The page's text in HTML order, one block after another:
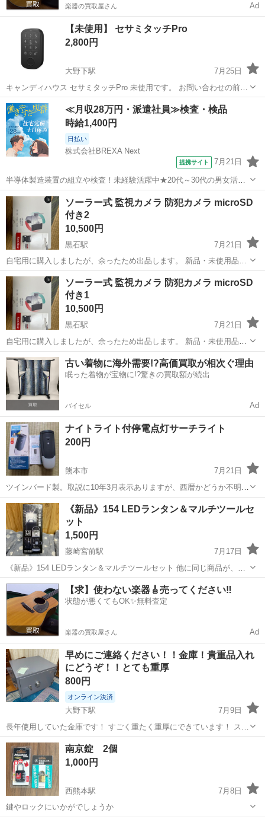
楽器の買取屋さん Ad
【未使用】 セサミタッチPro
2,800円
大野下駅
7月25日
キャンディハウス セサミタッチPro 未使用です。 お問い合わせの前に
プロフィール欄を読んでください。
熊本 荒尾市 大野下駅 防災、セキュリティ Pro
≪月収28万円・派遣社員≫検査・検品
時給1,400円
日払い
株式会社BREXA Next
提携サイト 7月21日
半導体製造装置の組立や検査！未経験活躍中★20代～30代の男女活躍
中★ワンルーム寮完備！赴任旅費会社負担！マイカー通勤OK！無料駐
車場あり！正社員登用あり！《熊本県菊池郡大津町》 人気の工場のお
仕事 ◇半導体製造装置の組立...
熊本 その他
ソーラー式 監視カメラ 防犯カメラ microSD
付き2
10,500円
黒石駅
7月21日
自宅用に購入しましたが、余ったため出品します。 新品・未使用品で
す。 128GBのmicroSDカード付きですので、購入後すぐに使用できま
す。 ご質問などあ...
熊本 菊池郡 防災、セキュリティ
ソーラー式 監視カメラ 防犯カメラ microSD
付き1
10,500円
黒石駅
7月21日
自宅用に購入しましたが、余ったため出品します。 新品・未使用品で
す。 128GBのmicroSDカード付きですので、購入後すぐに使用できま
す。 野外対応のソーラー充電式なので、配線工事不要で設置できま
す。 ご質問などあ...
熊本 菊池郡 黒石駅 防災、セキュリティ ソーラー
古い着物に海外需要!?高価買取が相次ぐ理由
眠った着物が宝物に!?驚きの買取額が続出
バイセル Ad
ナイトライト付停電点灯サーチライト
200円
熊本市
7月21日
ツインバード製。取説に10年3月表示ありますが、西暦かどうか不明で
す。使用した記憶ありません。もらい物です。一応コンセント突っ込
んだら充電ランプ点灯しますが、充電池の持は不明です。ジャンク品
扱いです。時間融通効くほうです。指...
熊本 熊本市 防災、セキュリティ サーチライト
《新品》154 LEDランタン＆マルチツールセ
ット
1,500円
藤崎宮前駅
7月17日
《新品》154 LEDランタン＆マルチツールセット 他に同じ商品が、あ
と5点あります！！ アミューズメントにて 獲得時の割れ、 パッケージ
に破損等があるかもしれません。 ご理解いただける方のみお願い致し
ます。 お取引の...
熊本 熊本市 藤崎宮前駅 防災、セキュリティ
【求】使わない楽器🎸売ってください‼️
状態が悪くてもOK✨無料査定
楽器の買取屋さん Ad
早めにご連絡ください！！金庫！貴重品入れ
にどうぞ！！とても重厚
800円
オンライン決済
大野下駅
7月9日
長年使用していた金庫です！ すごく重たく重厚にできています！ スレ
傷等はあるものの全く問題なく使えます！ 現金払いもできます！
熊本 玉名市 大野下駅
南京錠 2個
1,000円
西熊本駅
7月8日
鍵やロックにいかがでしょうか